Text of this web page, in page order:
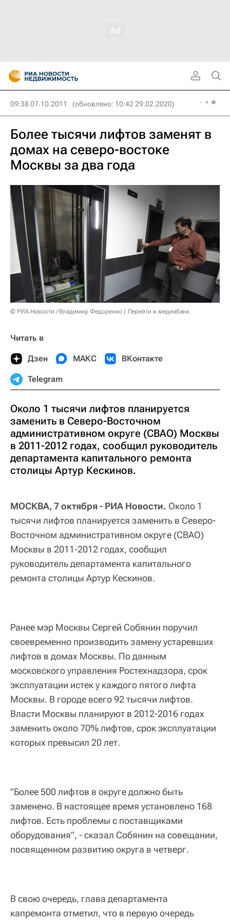
09:38 07.10.2011 (обновлено: 10:42 29.02.2020)
Более тысячи лифтов заменят в
домах на северо-востоке
Москвы за два года
© РИА Новости / Владимир Федоренко Перейти в медиабанк
Читать в
Дзен МАКС ВКонтакте
Telegram
Около 1 тысячи лифтов планируется
заменить в Северо-Восточном
административном округе (СВАО) Москвы
в 2011-2012 годах, сообщил руководитель
департамента капитального ремонта
столицы Артур Кескинов.
МОСКВА, 7 октября - РИА Новости. Около 1
тысячи лифтов планируется заменить в Северо-
Восточном административном округе (СВАО)
Москвы в 2011-2012 годах, сообщил
руководитель департамента капитального
ремонта столицы Артур Кескинов.
Ранее мэр Москвы Сергей Собянин поручил
своевременно производить замену устаревших
лифтов в домах Москвы. По данным
московского управления Ростехнадзора, срок
эксплуатации истек у каждого пятого лифта
Москвы. В городе всего 92 тысячи лифтов.
Власти Москвы планируют в 2012-2016 годах
заменить около 70% лифтов, срок эксплуатации
которых превысил 20 лет.
"Более 500 лифтов в округе должно быть
заменено. В настоящее время установлено 168
лифтов. Есть проблемы с поставщиками
оборудования", - сказал Собянин на совещании,
посвященном развитию округа в четверг.
В свою очередь, глава департамента
капремонта отметил, что в первую очередь